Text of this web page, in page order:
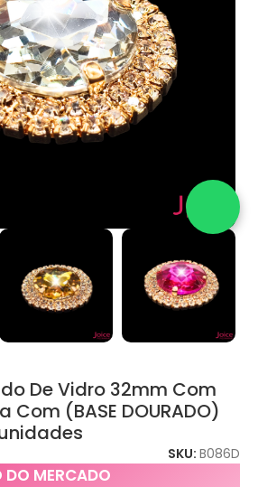
De Vidro 32mm Com
Com (BASE DOURADO)
SKU: B086D
DO MERCADO